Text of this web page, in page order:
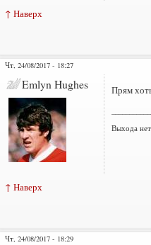
↑ Наверх
Чт, 24/08/2017 - 18:27
Emlyn Hughes Прям
Выхода
↑ Наверх
Чт, 24/08/2017 - 18:29